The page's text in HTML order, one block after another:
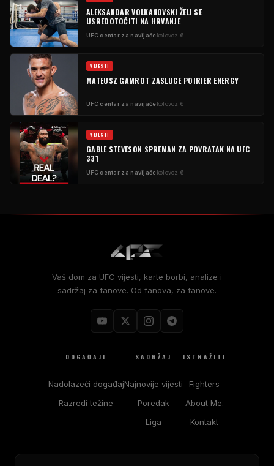
ALEKSANDAR VOLKANOVSKI ŽELI SE
USREDOTOČITI NA HRVANJE
UFC centar za navijačekolovoz 6
VIJESTI
MATEUSZ GAMROT ZASLUGE POIRIER ENERGY
UFC centar za navijačekolovoz 6
VIJESTI
GABLE STEVESON SPREMAN ZA POVRATAK NA UFC
331
UFC centar za navijačekolovoz 6
Vaš dom za UFC vijesti, karte borbi, analize i
sadržaj za fanove. Od fanova, za fanove.
DOGAĐAJI
Nadolazeći događaj
Razredi težine
SADRŽAJ
Najnovije vijesti
Poredak
Liga
ISTRAŽITI
Fighters
About Me.
Kontakt